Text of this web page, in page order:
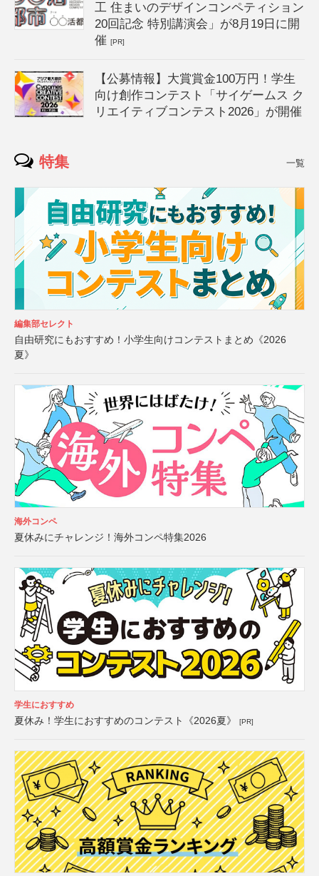
工 住まいのデザインコンペティション
20回記念 特別講演会」が8月19日に開
催[PR]
【公募情報】大賞賞金100万円！学生
向け創作コンテスト「サイゲームス ク
リエイティブコンテスト2026」が開催
特集 一覧
編集部セレクト
自由研究にもおすすめ！小学生向けコンテストまとめ《2026
夏》
海外コンペ
夏休みにチャレンジ！海外コンペ特集2026
学生におすすめ
夏休み！学生におすすめのコンテスト《2026夏》 [PR]